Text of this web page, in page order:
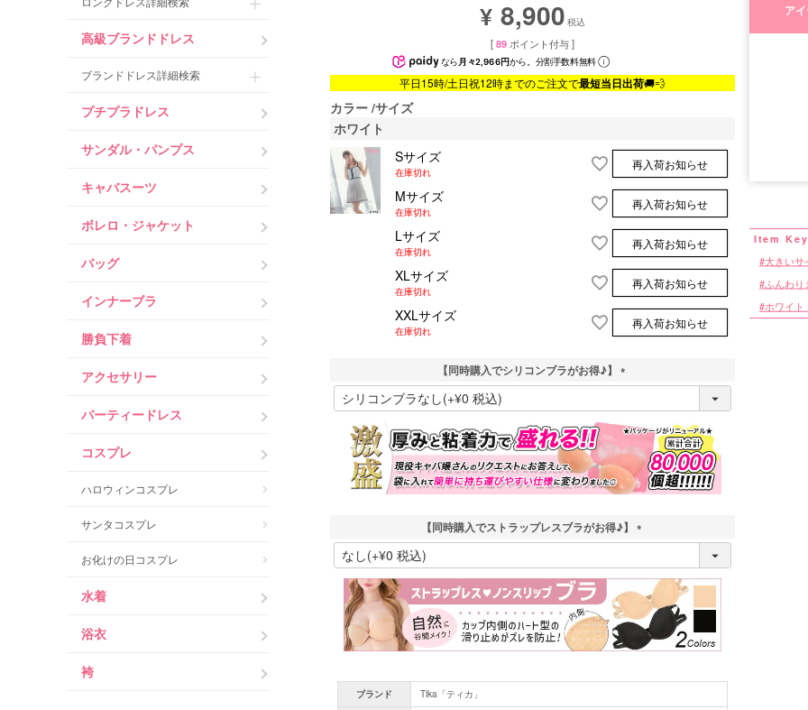
高級ブランドドレス
ブランドドレス詳細検索
プチプラドレス
サンダル・パンプス
キャバスーツ
ボレロ・ジャケット
バッグ
インナーブラ
勝負下着
アクセサリー
パーティードレス
コスプレ
ハロウィンコスプレ
サンタコスプレ
お化けの日コスプレ
水着
浴衣
袴
¥ 8,900 税込
[89 ポイント付与 ]
なら 月々2,966円から。分割手数料無料
平日15時/土日祝12時までのご注文で最短当日出荷🚚💨
カラー サイズ
ホワイト
Sサイズ
在庫切れ
再入荷お知らせ
Mサイズ
在庫切れ
再入荷お知らせ
Lサイズ
在庫切れ
再入荷お知らせ
XLサイズ
在庫切れ
再入荷お知らせ
XXLサイズ
在庫切れ
再入荷お知らせ
【同時購入でシリコンブラがお得♪】
(
必
須
)
【同時購入でストラップレスブラがお得♪】
(
必
須
)
ブランド
Tika「ティカ」
ア
大きいサ
ふんわり
ホワイト